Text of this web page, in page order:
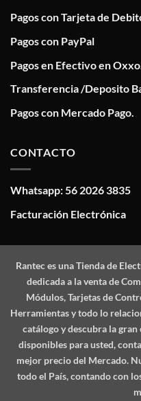
Pagos con Tarjeta de
Pagos con PayPal
Pagos en Efectivo en Oxxo.
Transferencia /Deposito
Pagos con Mercado Pago.
CONTACTO
Whatsapp: 56 2026 3835
Facturación Electrónica
Ranteces una Tienda de
dedicada a la venta de
Módulos, Tarjetas de
Herramientas y todo lo
catálogo y descubra la
disponibles para usted,
mejor precio del Mercado.
todo el País, contando con